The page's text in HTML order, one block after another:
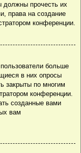
должны прочесть их
права на создание
конференции.
больше
в них опросы
закрыты по многим
конференции.
созданные вами
вам